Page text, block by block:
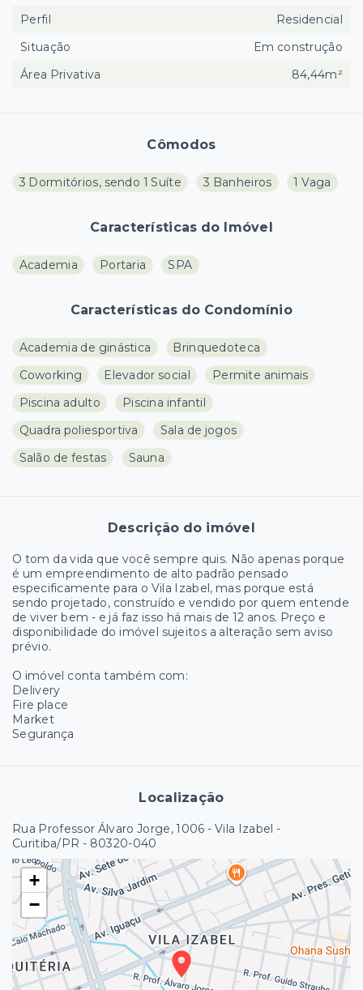
Cômodos
3 Dormitórios, sendo 1 Suíte 3 Banheiros 1 Vaga
Características do Imóvel
Academia Portaria SPA
Características do Condomínio
Academia de ginástica
Brinquedoteca
Coworking
Elevador social
Permite animais
Piscina adulto
Piscina infantil
Quadra poliesportiva
Sala de jogos
Salão de festas
Sauna
Descrição do imóvel
O tom da vida que você sempre quis. Não apenas porque
é um empreendimento de alto padrão pensado
especificamente para o Vila Izabel, mas porque está
sendo projetado, construído e vendido por quem entende
de viver bem - e já faz isso há mais de 12 anos. Preço e
disponibilidade do imóvel sujeitos a alteração sem aviso
prévio.
O imóvel conta também com:
Delivery
Fire place
Market
Segurança
Localização
Rua Professor Álvaro Jorge, 1006 - Vila Izabel -
Curitiba/PR - 80320-040
+
−
Perfil
Residencial
Situação
Em construção
Área Privativa
84,44m²